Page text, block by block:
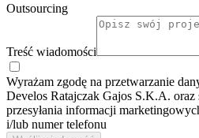
Outsourcing
Treść wiadomości
Wyrażam zgodę na przetwarzanie
Develos Ratajczak Gajos S.K.A. oraz
przesyłania informacji
i/lub numer telefonu